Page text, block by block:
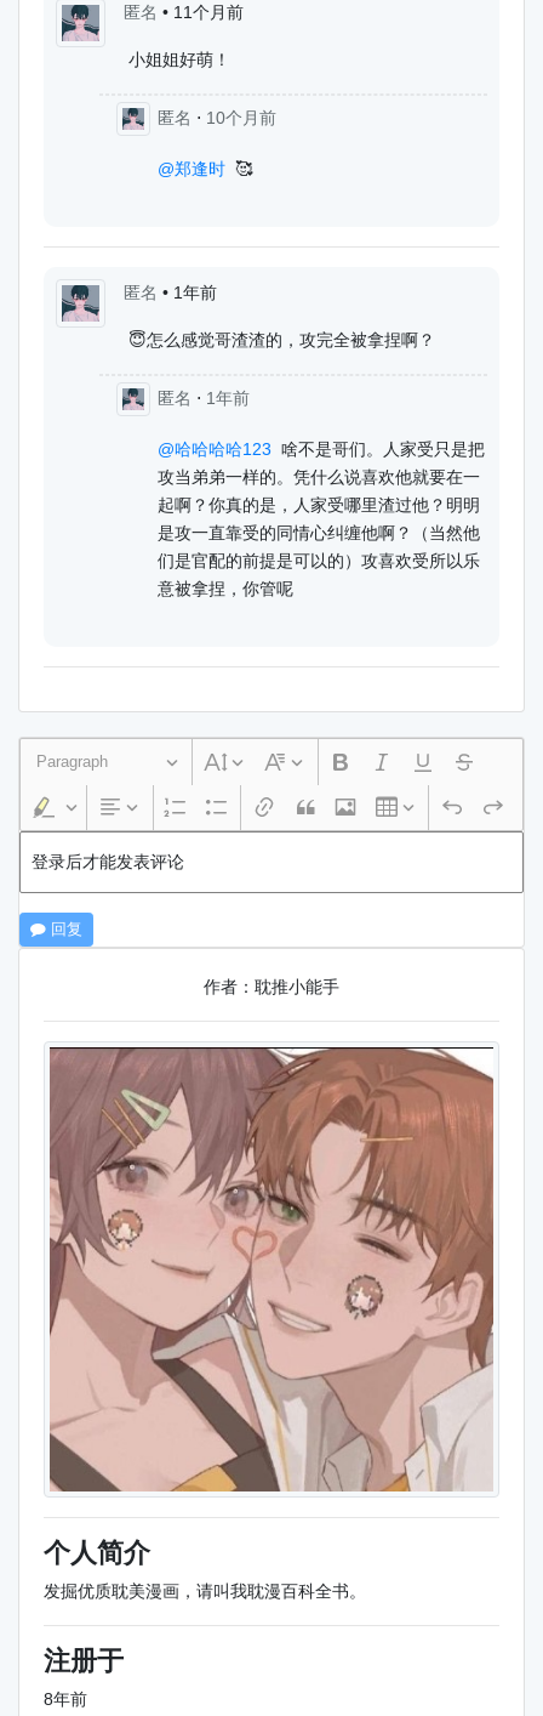
匿名 • 11个月前
小姐姐好萌！
匿名 ⋅ 10个月前
@郑逢时 🥰
匿名 • 1年前
😇怎么感觉哥渣渣的，攻完全被拿捏啊？
匿名 ⋅ 1年前
@哈哈哈哈123 啥不是哥们。人家受只是把
攻当弟弟一样的。凭什么说喜欢他就要在一
起啊？你真的是，人家受哪里渣过他？明明
是攻一直靠受的同情心纠缠他啊？（当然他
们是官配的前提是可以的）攻喜欢受所以乐
意被拿捏，你管呢
Paragraph
登录后才能发表评论
回复
作者：耽推小能手
个人简介
发掘优质耽美漫画，请叫我耽漫百科全书。
注册于
8年前